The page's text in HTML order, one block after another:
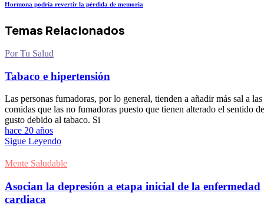
Hormona podría revertir la pérdida de memoria
Temas Relacionados
Por Tu Salud
Tabaco e hipertensión
Las personas fumadoras, por lo general, tienden a añadir más sal a las
comidas que las no fumadoras puesto que tienen alterado el sentido
gusto debido al tabaco. Si
hace 20 años
Sigue Leyendo
Mente Saludable
Asocian la depresión a etapa inicial de la enfermedad
cardiaca